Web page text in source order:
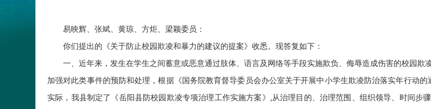
易映辉、张斌、黄琼、方炬、梁颖委员：
你们提出的《关于防止校园欺凌和暴力的建议的提案》收悉。现答复如下：
一、近年来，发生在学生之间蓄意或恶意通过肢体、语言及网络等手段实施欺负、侮辱造成伤害的校园欺
加强对此类事件的预防和处理，根据《国务院教育督导委员会办公室关于开展中小学生欺凌防治落实年行动
实际，我县制定了《岳阳县防校园欺凌专项治理工作实施方案》,从治理目的、治理范围、组织领导、时间步